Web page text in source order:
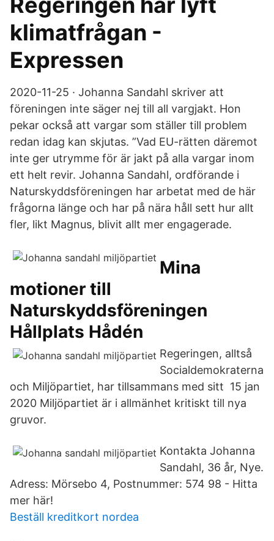
klimatfrågan -
Expressen
2020-11-25 · Johanna Sandahl skriver att
föreningen inte säger nej till all vargjakt. Hon
pekar också att vargar som ställer till problem
redan idag kan skjutas. ”Vad EU-rätten däremot
inte ger utrymme för är jakt på alla vargar inom
ett helt revir. Johanna Sandahl, ordförande i
Naturskyddsföreningen har arbetat med de här
frågorna länge och har på nära håll sett hur allt
fler, likt Magnus, blivit allt mer engagerade.
Mina
motioner till
Naturskyddsföreningen
Hållplats Hådén
Regeringen, alltså
Socialdemokraterna
och Miljöpartiet, har tillsammans med sitt 15 jan
2020 Miljöpartiet är i allmänhet kritiskt till nya
gruvor.
Kontakta Johanna
Sandahl, 36 år, Nye.
Adress: Mörsebo 4, Postnummer: 574 98 - Hitta
mer här!
Beställ kreditkort nordea